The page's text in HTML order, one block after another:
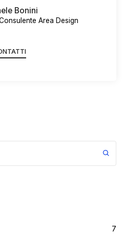
Bonini
Area Design
7